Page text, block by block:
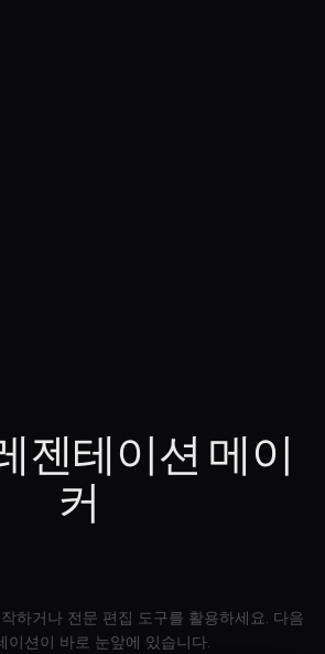
젠테이션 메이
커
하거나 전문 편집 도구를 활용하세요. 다음
이션이 바로 눈앞에 있습니다.